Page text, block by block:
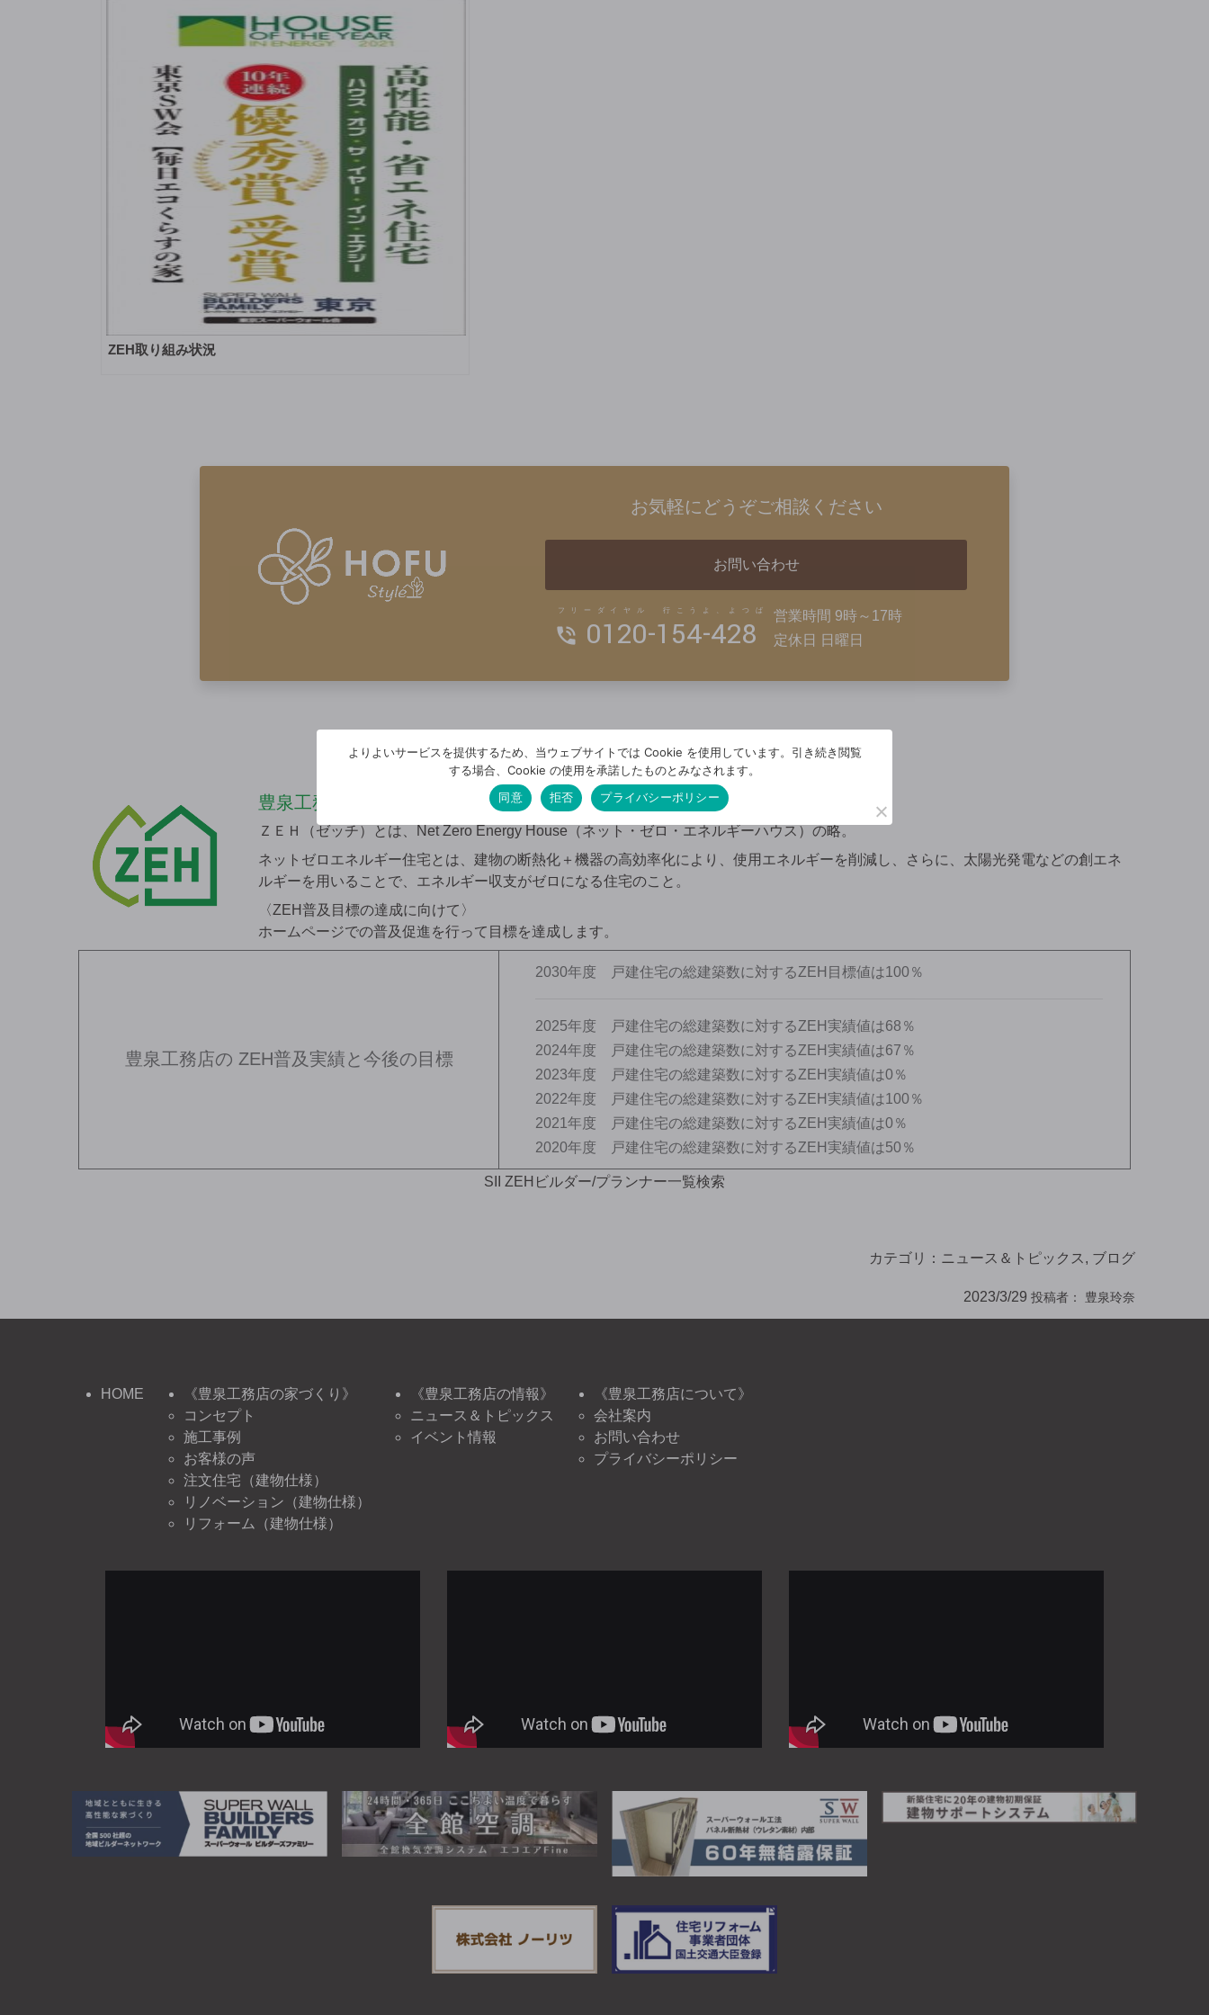
ZEH取り組み状況
お気軽にどうぞご相談ください
お問い合わせ
0120-154-428
フリーダイヤル 行こうよ、よつば
営業時間 9時～17時
定休日 日曜日
豊泉工務店は の普及に努めています！
ＺＥＨ（ゼッチ）とは、Net Zero Energy House（ネット・ゼロ・エネルギーハウス）の略。
ネットゼロエネルギー住宅とは、建物の断熱化＋機器の高効率化により、使用エネルギーを削減し、さらに、太陽光発電などの創エネ
ルギーを用いることで、エネルギー収支がゼロになる住宅のこと。
〈ZEH普及目標の達成に向けて〉
ホームページでの普及促進を行って目標を達成します。
豊泉工務店の ZEH普及実績と今後の目標
2030年度 戸建住宅の総建築数に対するZEH目標値は100％
2025年度 戸建住宅の総建築数に対するZEH実績値は68％
2024年度 戸建住宅の総建築数に対するZEH実績値は67％
2023年度 戸建住宅の総建築数に対するZEH実績値は0％
2022年度 戸建住宅の総建築数に対するZEH実績値は100％
2021年度 戸建住宅の総建築数に対するZEH実績値は0％
2020年度 戸建住宅の総建築数に対するZEH実績値は50％
SII ZEHビルダー/プランナー一覧検索
カテゴリ： ニュース＆トピックス , ブログ
2023/3/29 投稿者： 豊泉玲奈
HOME
《豊泉工務店の家づくり》
コンセプト
施工事例
お客様の声
注文住宅（建物仕様）
リノベーション（建物仕様）
リフォーム（建物仕様）
《豊泉工務店の情報》
ニュース＆トピックス
イベント情報
《豊泉工務店について》
会社案内
お問い合わせ
プライバシーポリシー
よりよいサービスを提供するため、当ウェブサイトでは Cookie を使用しています。引き続き閲覧
する場合、Cookie の使用を承諾したものとみなされます。
同意
拒否 プライバシーポリシー